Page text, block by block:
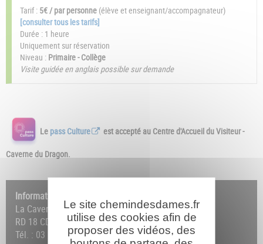
Tarif : 5€ / par personne (élève et enseignant/accompagnateur)
[consulter tous les tarifs]
Durée : 1 heure
Uniquement sur réservation
Niveau : Primaire - Collège
Visite guidée en anglais possible sur demande
Le pass Culture est accepté au Centre d'Accueil du Visiteur -
Caverne du Dragon.
Informations & Réservation :
La Caverne du Dragon • Centre d'Accueil du Visiteur
RD 18 CD - 02160 OULCHES-LA-VALLÉE-FOULON
Tél. : 03 23 25 14 18 /Formulaire de contact
Le site chemindesdames.fr
utilise des cookies afin de
proposer des vidéos, des